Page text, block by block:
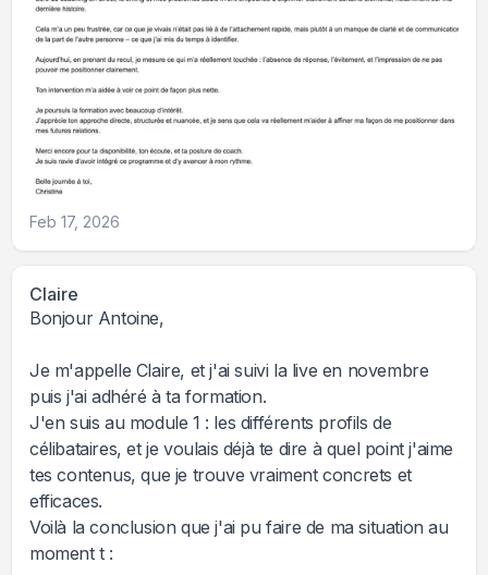
Feb 17, 2026
Claire
Bonjour Antoine,
Je m'appelle Claire, et j'ai suivi la live en novembre
puis j'ai adhéré à ta formation.
J'en suis au module 1 : les différents profils de
célibataires, et je voulais déjà te dire à quel point j'aime
tes contenus, que je trouve vraiment concrets et
efficaces.
Voilà la conclusion que j'ai pu faire de ma situation au
moment t :